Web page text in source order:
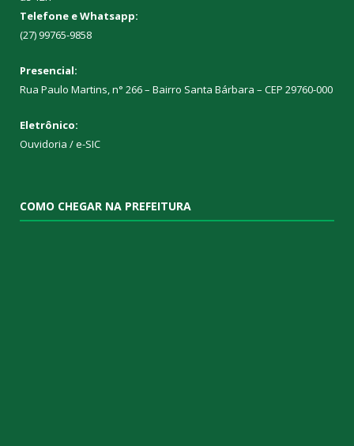
Telefone e Whatsapp:
(27) 99765-9858
Presencial:
Rua Paulo Martins, n° 266 – Bairro Santa Bárbara – CEP 29760-000
Eletrônico:
Ouvidoria /e-SIC
COMO CHEGAR NA PREFEITURA